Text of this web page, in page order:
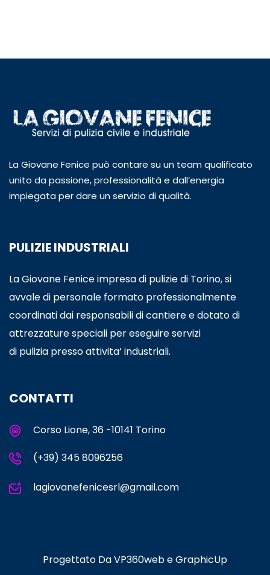
La Giovane Fenice può contare su un team qualificato
unito da passione, professionalità e dall’energia
impiegata per dare un servizio di qualità.
PULIZIE INDUSTRIALI
La Giovane Fenice impresa di pulizie di Torino, si
avvale di personale formato professionalmente
coordinati dai responsabili di cantiere e dotato di
attrezzature speciali per eseguire servizi
di pulizia presso attivita’ industriali.
CONTATTI
Corso Lione, 36 -10141 Torino
(+39) 345 8096256
lagiovanefenicesrl@gmail.com
Progettato DaVP360webeGraphicUp